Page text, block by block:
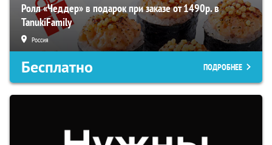
Ролл «Чеддер» в подарок при заказе от 1490р. в
TanukiFamily
Россия
Бесплатно ПОДРОБНЕЕ